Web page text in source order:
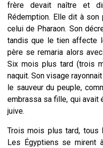
frère devait naître et
Rédemption. Elle dit à
celui de Pharaon. Son
tandis que le tien affecte
père se remaria alors
Six mois plus tard (trois
naquit. Son visage
le sauveur du peuple,
embrassa sa fille, qui avait
juive.
Trois mois plus tard, tous
Les Égyptiens se mirent